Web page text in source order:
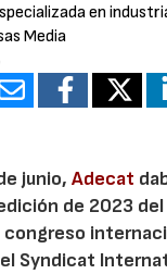
en
Media
junio,Adecat
de 2023 del
congreso
Syndicat